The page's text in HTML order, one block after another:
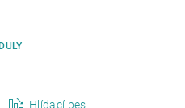
Hlídací pes